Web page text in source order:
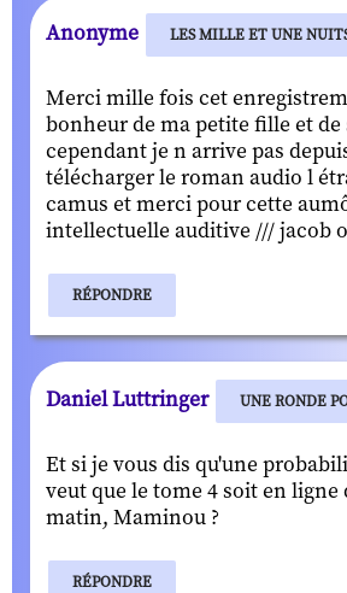
Anonyme LES MILLE ET UNE
Merci mille fois cet
bonheur de ma petite fille et de
cependant je n arrive pas
télécharger le roman audio l
camus et merci pour cette
intellectuelle auditive /// jacob
RÉPONDRE
Daniel Luttringer UNE RONDE
Et si je vous dis qu'une
veut que le tome 4 soit en ligne
matin, Maminou ?
RÉPONDRE